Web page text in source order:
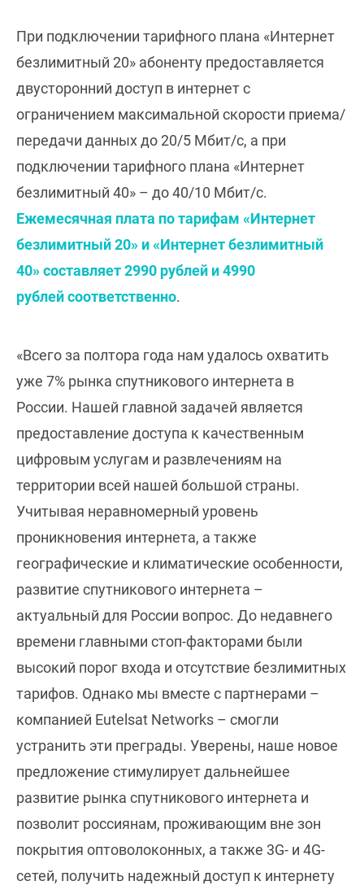
При подключении тарифного плана «Интернет
безлимитный 20» абоненту предоставляется
двусторонний доступ в интернет с
ограничением максимальной скорости приема/
передачи данных до 20/5 Мбит/с, а при
подключении тарифного плана «Интернет
безлимитный 40» – до 40/10 Мбит/с.
Ежемесячная плата по тарифам «Интернет
безлимитный 20» и «Интернет безлимитный
40» составляет 2990 рублей и 4990
рублей соответственно.
«Всего за полтора года нам удалось охватить
уже 7% рынка спутникового интернета в
России. Нашей главной задачей является
предоставление доступа к качественным
цифровым услугам и развлечениям на
территории всей нашей большой страны.
Учитывая неравномерный уровень
проникновения интернета, а также
географические и климатические особенности,
развитие спутникового интернета –
актуальный для России вопрос. До недавнего
времени главными стоп-факторами были
высокий порог входа и отсутствие безлимитных
тарифов. Однако мы вместе с партнерами –
компанией Eutelsat Networks – смогли
устранить эти преграды. Уверены, наше новое
предложение стимулирует дальнейшее
развитие рынка спутникового интернета и
позволит россиянам, проживающим вне зон
покрытия оптоволоконных, а также 3G- и 4G-
сетей, получить надежный доступ к интернету